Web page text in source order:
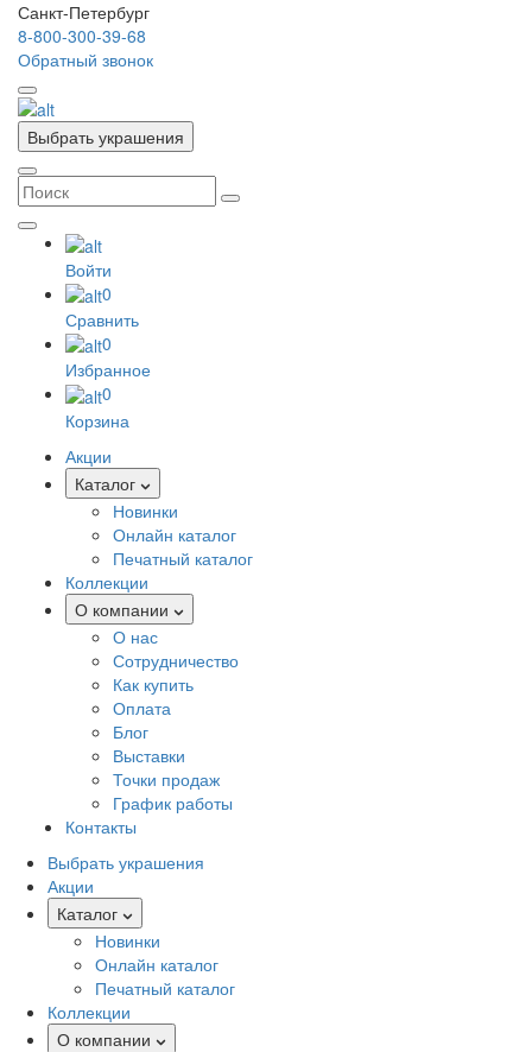
Санкт-Петербург
8-800-300-39-68
Обратный звонок
Выбрать украшения
Войти
0
Сравнить
0
Избранное
0
Корзина
Акции
Каталог
Новинки
Онлайн каталог
Печатный каталог
Коллекции
О компании
О нас
Сотрудничество
Как купить
Оплата
Блог
Выставки
Точки продаж
График работы
Контакты
Выбрать украшения
Акции
Каталог
Новинки
Онлайн каталог
Печатный каталог
Коллекции
О компании